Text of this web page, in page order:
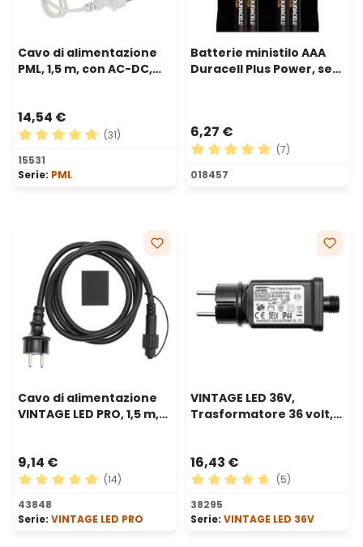
Cavo di alimentazione
PML, 1,5 m, con AC-DC,
14,54 €
Valutazione media di 4.94 su 5 stelle
(31)
15531
Serie: PML
Batterie ministilo AAA
Duracell Plus Power, set
6,27 €
Valutazione media di 5 su
(7)
018457
Cavo di alimentazione
VINTAGE LED PRO, 1,5 m,
9,14 €
Valutazione media di 5 su 5 stelle
(14)
43848
Serie: VINTAGE LED PRO
VINTAGE LED 36V,
Trasformatore 36 volt,
16,43 €
Valutazione media di 4.8
(5)
38295
Serie: VINTAGE LED 36V